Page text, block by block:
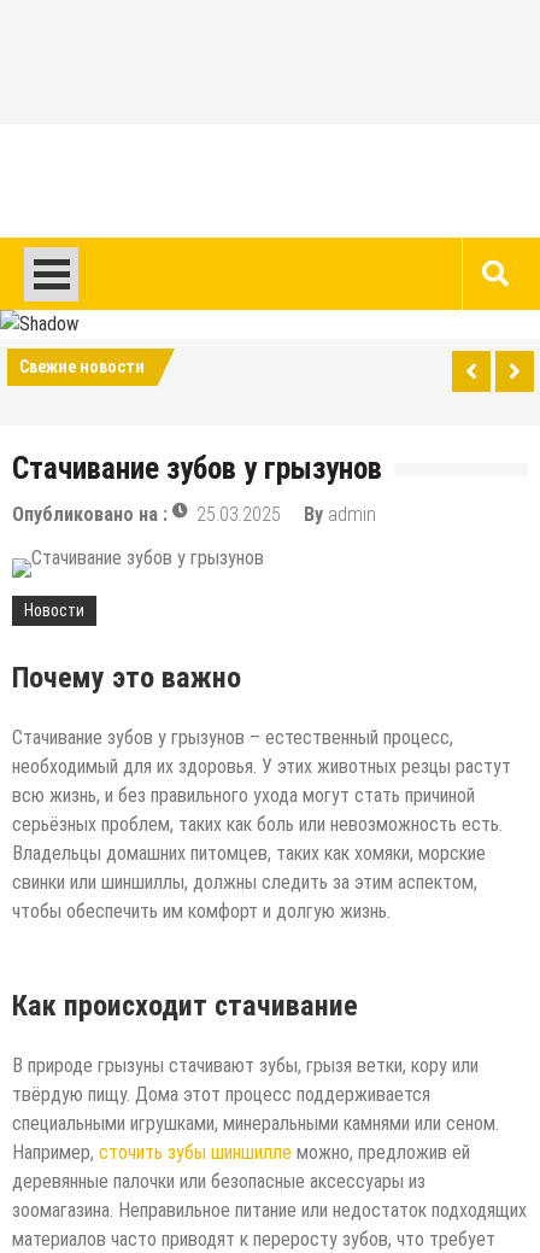
Свежие новости
Стачивание зубов у грызунов
Опубликовано на : 25.03.2025 By admin
Новости
Почему это важно
Стачивание зубов у грызунов – естественный процесс,
необходимый для их здоровья. У этих животных резцы растут
всю жизнь, и без правильного ухода могут стать причиной
серьёзных проблем, таких как боль или невозможность есть.
Владельцы домашних питомцев, таких как хомяки, морские
свинки или шиншиллы, должны следить за этим аспектом,
чтобы обеспечить им комфорт и долгую жизнь.
Как происходит стачивание
В природе грызуны стачивают зубы, грызя ветки, кору или
твёрдую пищу. Дома этот процесс поддерживается
специальными игрушками, минеральными камнями или сеном.
Например, сточить зубы шиншилле можно, предложив ей
деревянные палочки или безопасные аксессуары из
зоомагазина. Неправильное питание или недостаток подходящих
материалов часто приводят к переросту зубов, что требует